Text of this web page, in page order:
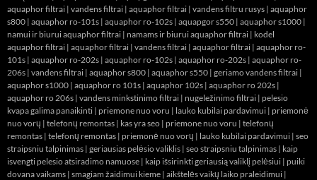
aquaphor filtrai | vandens filtrai | aquaphor filtrai | vandens filtru rusys | aquaphor
s800 | aquaphor ro-101s | aquaphor ro-102s | aquapgor s550 | aquaphor s1000 |
namui ir biurui aquaphor filtrai | namams ir biurui aquaphor filtrai | kodel
aquaphor filtrai | aquaphor filtrai | vandens filtrai | aquaphor filtrai | aquaphor ro-
101s | aquaphor ro-202s | aquaphor ro-102s | aquaphor ro-202s | aquaphor ro-
206s | vandens filtrai | aquaphor s800 | aquaphor s550 | geriamo vandens filtrai |
aquaphor s1000 | aquaphor ro 101s | aquaphor 102s | aquaphor ro 202s |
aquaphor ro 206s | vandens minkstinimo filtrai | nugeležinimo filtrai | pelesio
kvapa galima panaikinti | priemone nuo voru | lauko kubilai pardavimui | priemonė
nuo vorų | telefonų remontas | kas yra seo | priemone nuo voru | telefonų
remontas | telefonų remontas | priemonė nuo vorų | lauko kubilai pardavimui | seo
straipsniu talpinimas | geriausias pelėsio valiklis | seo straipsniu talpinimas | kaip
isvengti pelesio atsiradimo namuose | kaip išsirinkti geriausią valiklį pelėsiui | puiki
dovana vaikams | smagiam žaidimui kieme | aikštelės vaikų laiko praleidimui |